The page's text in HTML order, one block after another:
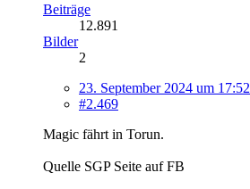
Beiträge
12.891
Bilder
2
23. September 2024 um 17:52
#2.469
Magic fährt in Torun.
Quelle SGP Seite auf FB